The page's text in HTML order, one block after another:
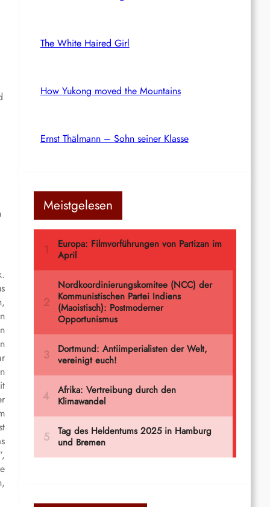
The White Haired Girl
How Yukong moved the Mountains
Ernst Thälmann – Sohn seiner Klasse
Meistgelesen